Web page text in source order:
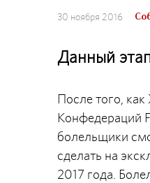
30 ноября 2016
Данный
После того,
Конфедераций
болельщики
сделать на
2017 года.